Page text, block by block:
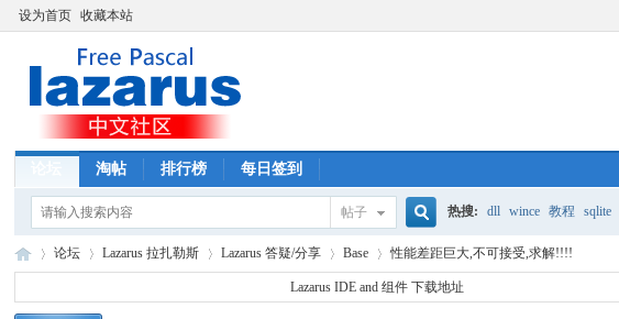
设为首页 收藏本站
淘帖 排行榜 每日签到
帖子
搜
热搜: dll wince 教程 sqlite
论坛 Lazarus 拉扎勒斯 Lazarus 答疑/分享 Base 性能差距巨大,不可接受,求解!!!!
Lazarus IDE and 组件 下载地址